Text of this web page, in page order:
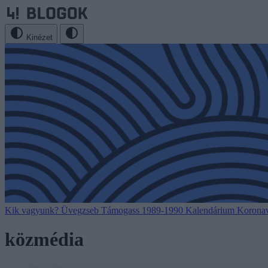
Kinézet
Kik vagyunk? Üvegzseb Támogass 1989-1990 Kalendárium
közmédia